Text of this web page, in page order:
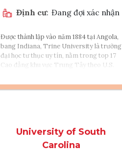
Định cư: Đang đợi xác nhận
Được thành lập vào năm 1884 tại Angola,
bang Indiana, Trine University là trường
đại học tư thục uy tín, nằm trong top 17
Cao đẳng khu vực Trung Tây theo U.S.
ban Giáo dục Đại học (HLC) và nhiều
chương trình kỹ thuật của trường còn
Tìm chương trình học
University of South
Carolina